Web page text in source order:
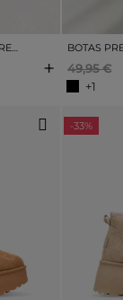
BOTAS DE CANO ALTAS PRETAS COM ATACADORES
+ 49,95 €
+1
-33%